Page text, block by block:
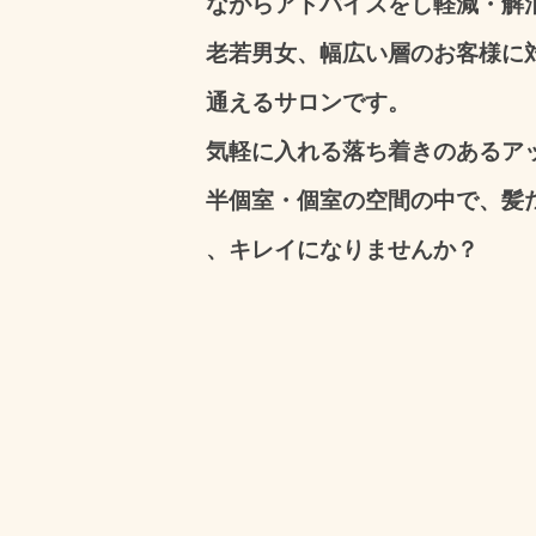
老若男女、幅広い層のお客様に
通えるサロンです。
気軽に入れる落ち着きのあるア
半個室・個室の空間の中で、髪
、キレイになりませんか？